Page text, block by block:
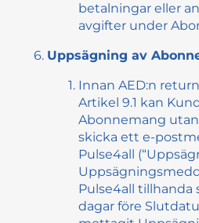
betalningar eller
avgifter under
Uppsägning av
Innan AED:n
Artikel 9.1 kan
Abonnemang
skicka ett e-
Pulse4all
Pulse4all tillhanda
dagar före